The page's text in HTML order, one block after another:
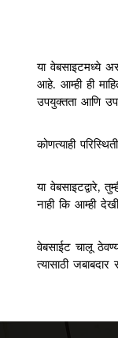
या वेबसाइटमध्ये
आहे. आम्ही ही
उपयुक्तता आणि
कोणत्याही
या वेबसाइटद्वारे,
नाही कि आम्ही
वेबसाईट चालू
त्यासाठी जबाबदार